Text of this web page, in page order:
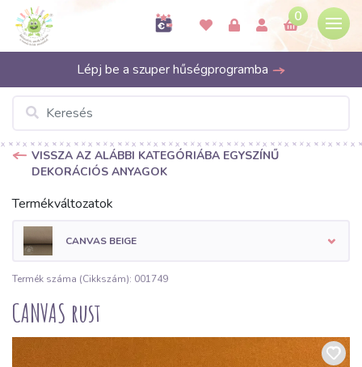
0
Lépj be a szuper hűségprogramba
VISSZA AZ ALÁBBI KATEGÓRIÁBA EGYSZÍNŰ
DEKORÁCIÓS ANYAGOK
Termékváltozatok
CANVAS BEIGE
Termék száma (Cikkszám): 001749
CANVAS rust